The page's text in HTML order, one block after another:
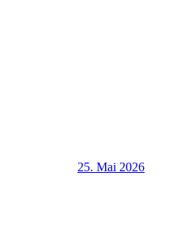
25. Mai 2026